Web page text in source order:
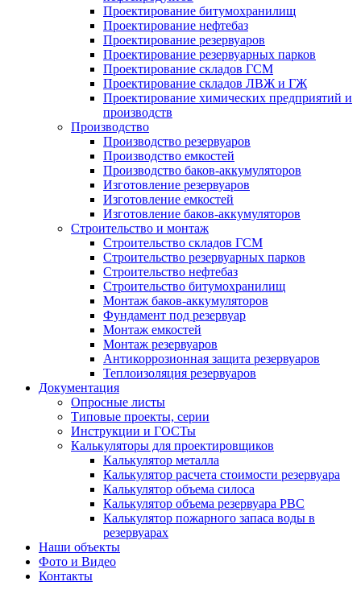
Проектирование битумохранилищ
Проектирование нефтебаз
Проектирование резервуаров
Проектирование резервуарных парков
Проектирование складов ГСМ
Проектирование складов ЛВЖ и ГЖ
Проектирование химических предприятий и
производств
Производство
Производство резервуаров
Производство емкостей
Производство баков-аккумуляторов
Изготовление резервуаров
Изготовление емкостей
Изготовление баков-аккумуляторов
Строительство и монтаж
Строительство складов ГСМ
Строительство резервуарных парков
Строительство нефтебаз
Строительство битумохранилищ
Монтаж баков-аккумуляторов
Фундамент под резервуар
Монтаж емкостей
Монтаж резервуаров
Антикоррозионная защита резервуаров
Теплоизоляция резервуаров
Документация
Опросные листы
Типовые проекты, серии
Инструкции и ГОСТы
Калькуляторы для проектировщиков
Калькулятор металла
Калькулятор расчета стоимости резервуара
Калькулятор объема силоса
Калькулятор объема резервуара РВС
Калькулятор пожарного запаса воды в
резервуарах
Наши объекты
Фото и Видео
Контакты